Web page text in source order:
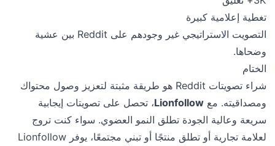
تغطية إعلامية كبيرة
التصويت الاستراتيجي غير وجودهم على Reddit بين عشية
وضحاها.
الختام
شراء تصويتات Reddit هو طريقة مثبتة لتعزيز وصول محتواك
ومصداقيته. معLionfollow، تحصل على تصويتات إيجابية
سريعة وعالية الجودة تطلق النمو العضوي. سواء كنت تروج
لعلامة تجارية أو تطلق منتجًا أو تبني مجتمعًا، يوفر Lionfollow